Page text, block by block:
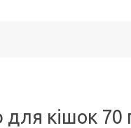
кішок 70